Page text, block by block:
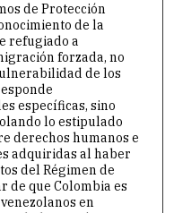
de Protección
de la
refugiado a
forzada, no
de los
específicas, sino
lo estipulado
derechos humanos e
adquiridas al haber
del Régimen de
de que Colombia es
en